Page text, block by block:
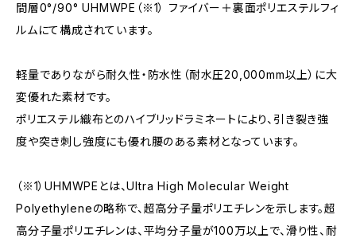
間層0°/90° UHMWPE（※1） ファイバー＋裏面ポリエステルフィ
ルムにて構成されています。
軽量でありながら耐久性・防水性（耐水圧20,000mm以上）に大
変優れた素材です。
ポリエステル織布とのハイブリッドラミネートにより、引き裂き強
度や突き刺し強度にも優れ腰のある素材となっています。
（※1）UHMWPEとは、Ultra High Molecular Weight
Polyethyleneの略称で、超高分子量ポリエチレンを示します。超
高分子量ポリエチレンは、平均分子量が100万以上で、滑り性、耐